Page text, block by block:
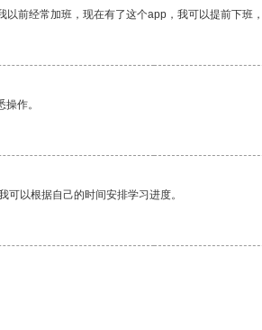
前经常加班，现在有了这个app，我可以提前下班
作。
以根据自己的时间安排学习进度。